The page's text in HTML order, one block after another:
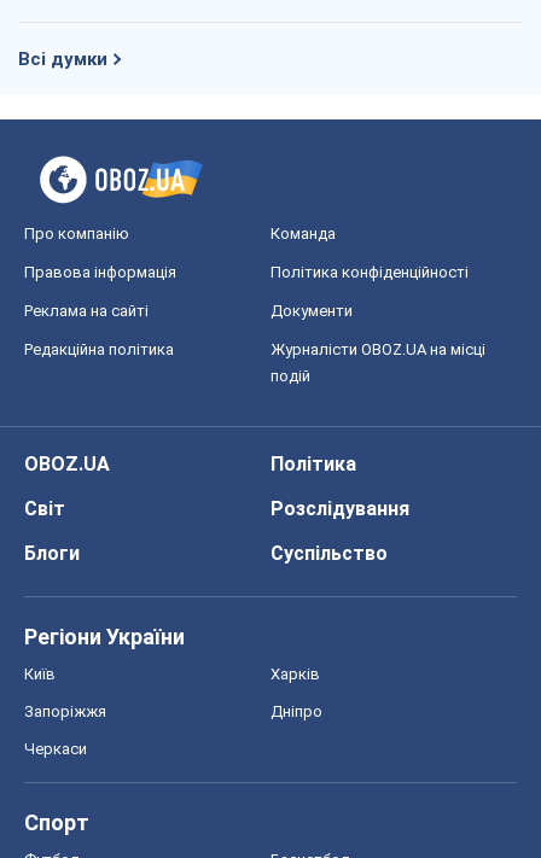
Всі думки
Про компанію Команда
Правова інформація Політика конфіденційності
Реклама на сайті Документи
Редакційна політика
Журналісти OBOZ.UA на місці
подій
OBOZ.UA
Політика
Світ
Розслідування
Блоги
Суспільство
Регіони України
Київ Харків
Запоріжжя Дніпро
Черкаси
Спорт